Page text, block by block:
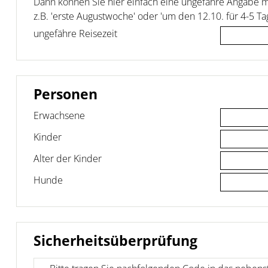
z.B. 'erste Augustwoche' oder 'um den 12.10. für 4-5
ungefähre Reisezeit
Personen
Erwachsene
Kinder
Alter der Kinder
Hunde
Sicherheitsüberprüfung